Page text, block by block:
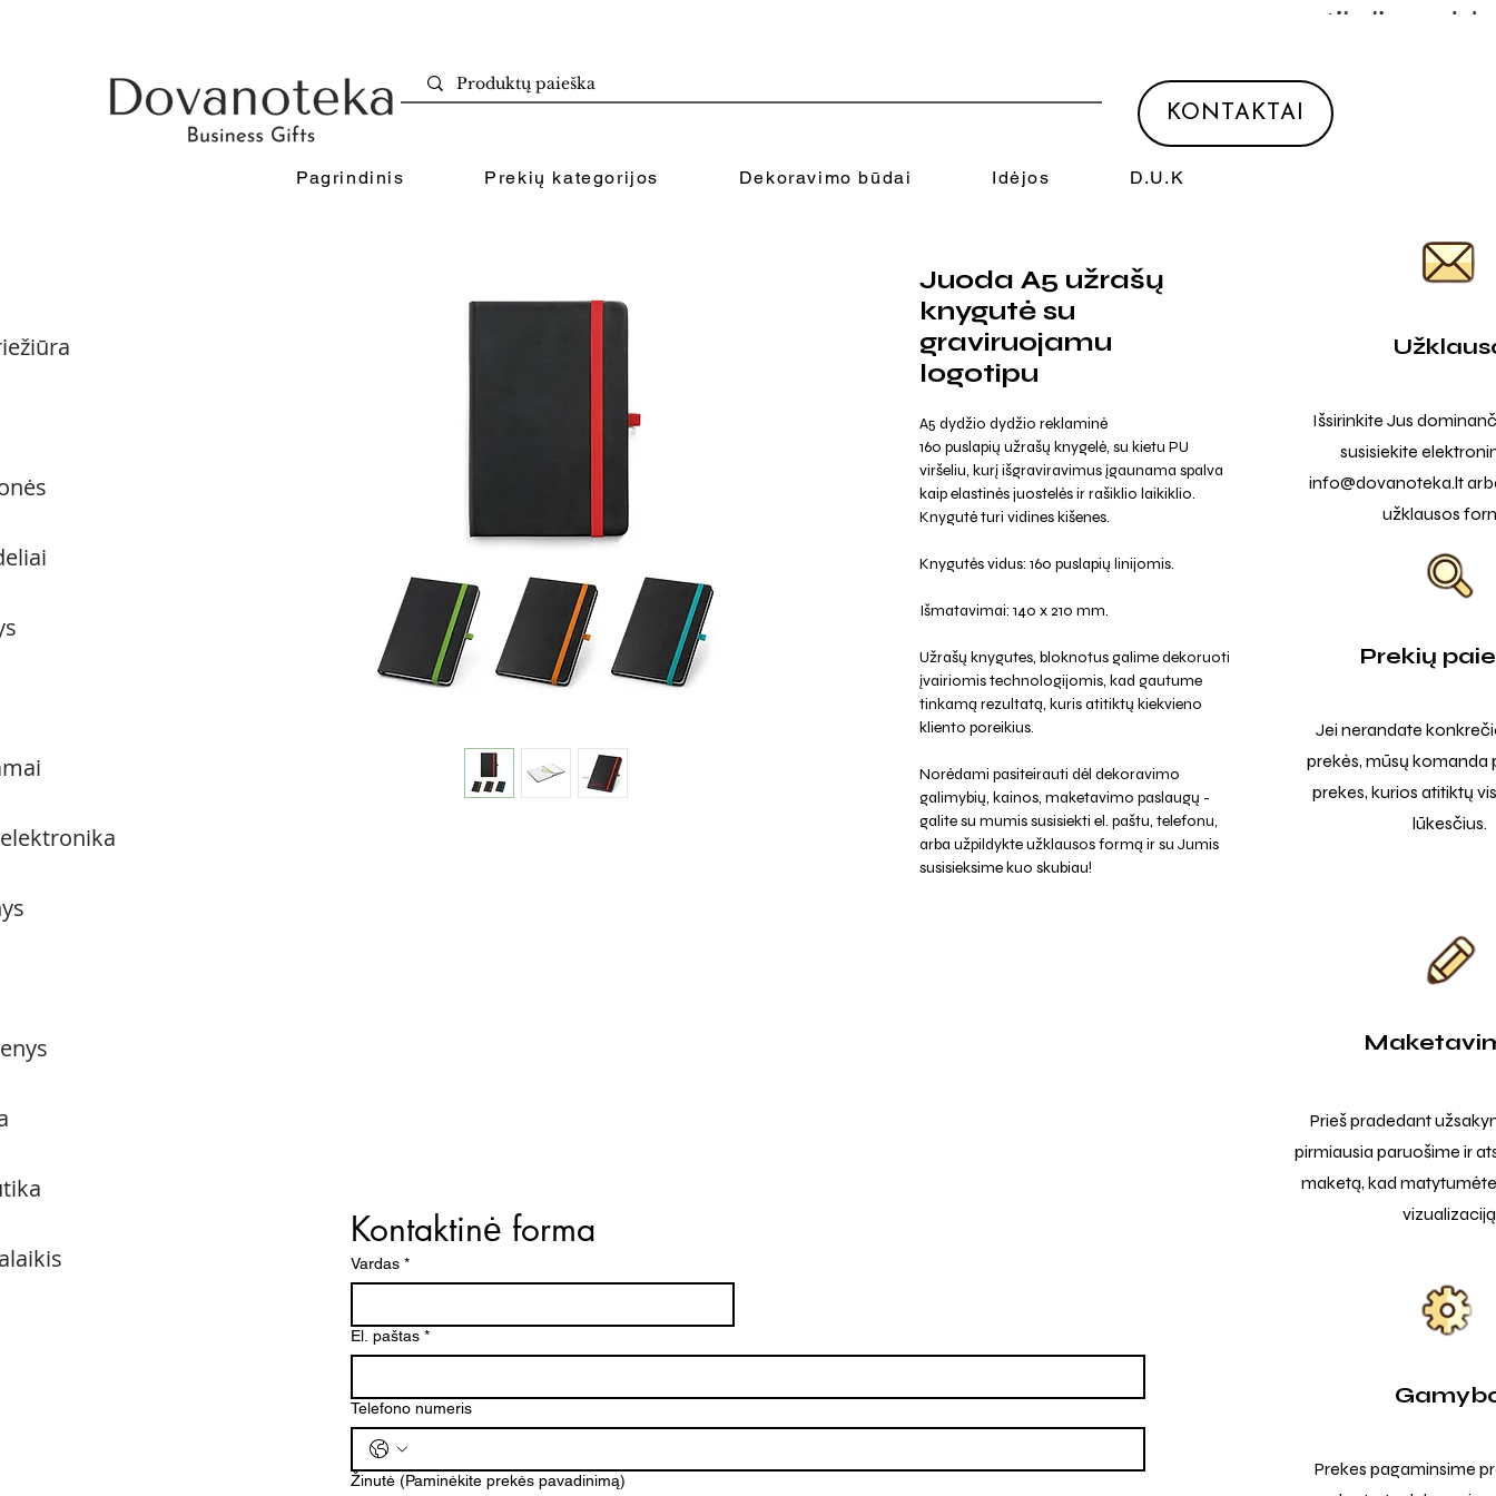
Pagrindinis Prekių kategorijos Dekoravimo būdai Idėjos D.U.K
KONTAKTAI
Juoda A5 užrašų
knygutė su
graviruojamu
logotipu
A5 dydžio dydžio reklaminė
160 puslapių užrašų knygelė, su kietu PU
viršeliu, kurį išgraviravimus įgaunama spalva
kaip elastinės juostelės ir rašiklio laikiklio.
Knygutė turi vidines kišenes.
Knygutės vidus: 160 puslapių linijomis.
Išmatavimai: 140 x 210 mm.
Užrašų knygutes, bloknotus galime dekoruoti
įvairiomis technologijomis, kad gautume
tinkamą rezultatą, kuris atitiktų kiekvieno
kliento poreikius.
Norėdami pasiteirauti dėl dekoravimo
galimybių, kainos, maketavimo paslaugų -
galite su mumis susisiekti el. paštu, telefonu,
arba užpildykte užklausos formą ir su Jumis
susisieksime kuo skubiau!
Išsirinkite Jus
susisiekite
info@dovanoteka.lt
užklausos
Prekių
Jei nerandate
prekės, mūsų komanda
prekes, kurios atitiktų
lūkesčius.
Kontaktinė forma
Vardas *
El. paštas *
Telefono numeris
Žinutė (Paminėkite prekės pavadinimą)
Prieš pradedant
pirmiausia paruošime ir
maketą, kad
vizualizaciją
Prekes pagaminsime